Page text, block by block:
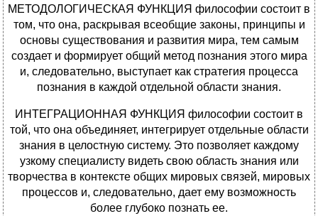
МЕТОДОЛОГИЧЕСКАЯ ФУНКЦИЯ философии состоит в
том, что она, раскрывая всеобщие законы, принципы и
основы существования и развития мира, тем самым
создает и формирует общий метод познания этого мира
и, следовательно, выступает как стратегия процесса
познания в каждой отдельной области знания.
ИНТЕГРАЦИОННАЯ ФУНКЦИЯ философии состоит в
той, что она объединяет, интегрирует отдельные области
знания в целостную систему. Это позволяет каждому
узкому специалисту видеть свою область знания или
творчества в контексте общих мировых связей, мировых
процессов и, следовательно, дает ему возможность
более глубоко познать ее.